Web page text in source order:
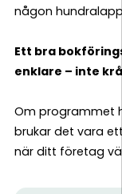
någon
Ett bra
enklare – inte
Om programmet
brukar det vara
när ditt företag